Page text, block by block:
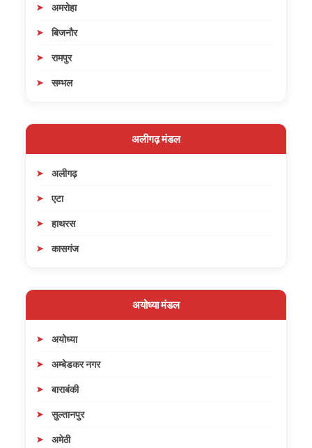
अमरोहा
बिजनौर
रामपुर
सम्भल
अलीगढ़ मंडल
अलीगढ़
एटा
हाथरस
कासगंज
अयोध्या मंडल
अयोध्या
अम्बेडकर नगर
बाराबंकी
सुल्तानपुर
अमेठी